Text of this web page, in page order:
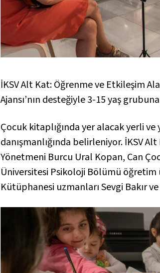
İKSV Alt Kat: Öğrenme ve Etkileşim
Ajansı’nın desteğiyle 3-15 yaş
Çocuk kitaplığında yer alacak yerli
danışmanlığında belirleniyor. İKSV
Yönetmeni Burcu Ural Kopan, Can
Üniversitesi Psikoloji Bölümü öğretim
Kütüphanesi uzmanları Sevgi Bakır